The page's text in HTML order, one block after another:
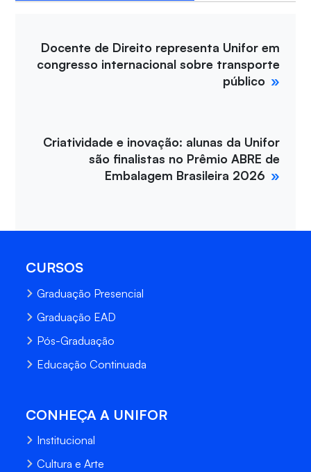
Docente de Direito representa Unifor em
congresso internacional sobre transporte
público
Criatividade e inovação: alunas da Unifor
são finalistas no Prêmio ABRE de
Embalagem Brasileira 2026
CURSOS
Graduação Presencial
Graduação EAD
Pós-Graduação
Educação Continuada
CONHEÇA A UNIFOR
Institucional
Cultura e Arte